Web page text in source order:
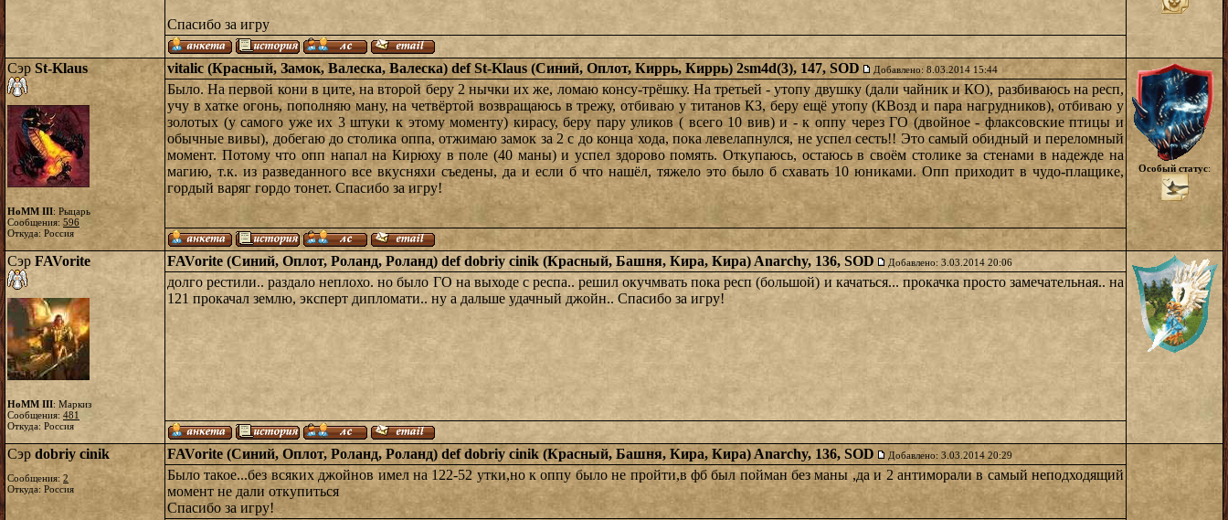
Спасибо за игру
Сэр St-Klaus
HoMM III: Рыцарь
Сообщения: 596
Откуда: Россия
vitalic (Красный, Замок, Валеска, Валеска) def St-Klaus (Синий, Оплот, Киррь, Киррь) 2sm4d(3), 147, SOD Добавлено: 8.03.2014 15:44
Было. На первой кони в ците, на второй беру 2 нычки их же, ломаю консу-трёшку. На третьей - утопу двушку (дали чайник и КО), разбиваюсь на респ,
учу в хатке огонь, пополняю ману, на четвёртой возвращаюсь в трежу, отбиваю у титанов КЗ, беру ещё утопу (КВозд и пара нагрудников), отбиваю у
золотых (у самого уже их 3 штуки к этому моменту) кирасу, беру пару уликов ( всего 10 вив) и - к оппу через ГО (двойное - флаксовские птицы и
обычные вивы), добегаю до столика оппа, отжимаю замок за 2 с до конца хода, пока левелапнулся, не успел сесть!! Это самый обидный и переломный
момент. Потому что опп напал на Кирюху в поле (40 маны) и успел здорово помять. Откупаюсь, остаюсь в своём столике за стенами в надежде на
магию, т.к. из разведанного все вкусняхи съедены, да и если б что нашёл, тяжело это было б схавать 10 юниками. Опп приходит в чудо-плащике,
гордый варяг гордо тонет. Спасибо за игру!
Особый статус:
Сэр FAVorite
HoMM III: Маркиз
Сообщения: 481
Откуда: Россия
FAVorite (Синий, Оплот, Роланд, Роланд) def dobriy cinik (Красный, Башня, Кира, Кира) Anarchy, 136, SOD Добавлено: 3.03.2014 20:06
долго рестили.. раздало неплохо. но было ГО на выходе с респа.. решил окучмвать пока респ (большой) и качаться... прокачка просто замечательная.. на
121 прокачал землю, эксперт дипломати.. ну а дальше удачный джойн.. Спасибо за игру!
Сэр dobriy cinik
Сообщения: 2
Откуда: Россия
FAVorite (Синий, Оплот, Роланд, Роланд) def dobriy cinik (Красный, Башня, Кира, Кира) Anarchy, 136, SOD Добавлено: 3.03.2014 20:29
Было такое...без всяких джойнов имел на 122-52 утки,но к оппу было не пройти,в фб был пойман без маны ,да и 2 антиморали в самый неподходящий
момент не дали откупиться
Спасибо за игру!